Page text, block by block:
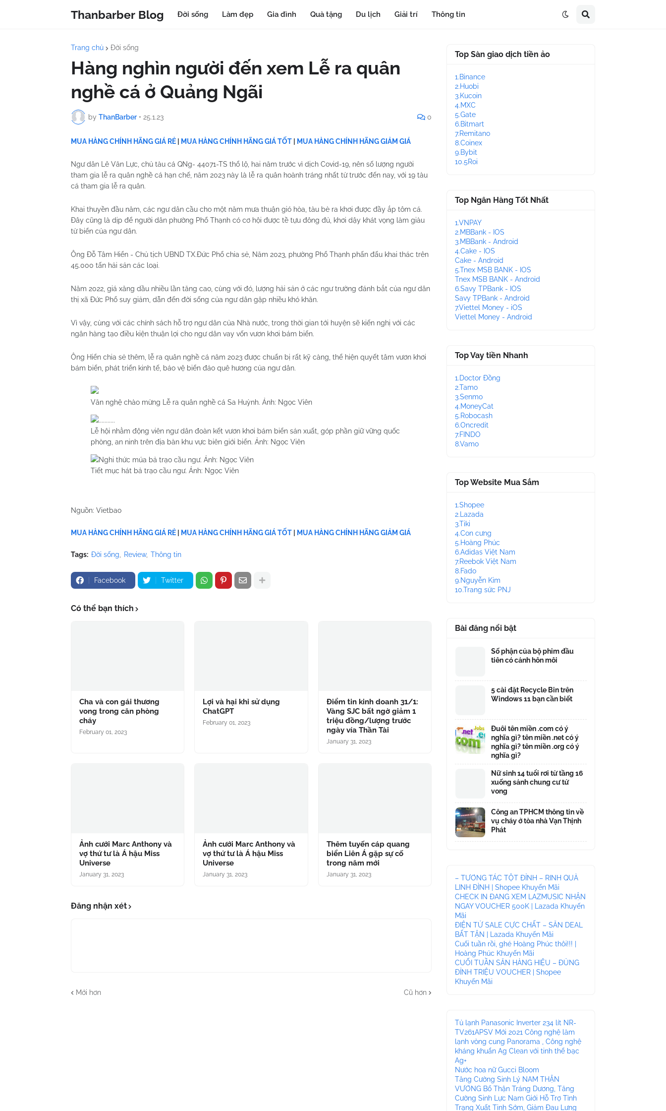
Thanbarber Blog Đời sống Làm đẹp Gia đình Quà tặng Du lịch Giải trí Thông tin
Trang chủ Đời sống
Hàng nghìn người đến xem Lễ ra quân
nghề cá ở Quảng Ngãi
by ThanBarber • 25.1.23 0
MUA HÀNG CHÍNH HÃNG GIÁ RẺ MUA HÀNG CHÍNH HÃNG GIÁ TỐT MUA HÀNG CHÍNH HÃNG GIẢM GIÁ
Ngư dân Lê Văn Lực, chủ tàu cá QNg- 44071-TS thổ lộ, hai năm trước vì dịch Covid-19, nên số lượng người
tham gia lễ ra quân nghề cá hạn chế, năm 2023 này là lễ ra quân hoành tráng nhất từ trước đến nay, với 19 tàu
cá tham gia lễ ra quân.
Khai thuyền đầu năm, các ngư dân cầu cho một năm mưa thuận gió hòa, tàu bè ra khơi được đầy ắp tôm cá.
Đây cũng là dịp để người dân phường Phổ Thạnh có cơ hội được tề tựu đông đủ, khơi dậy khát vọng làm giàu
từ biển của ngư dân.
Ông Đỗ Tâm Hiển - Chủ tịch UBND TX.Đức Phổ chia sẻ, Năm 2023, phường Phổ Thạnh phấn đấu khai thác trên
45.000 tấn hải sản các loại.
Năm 2022, giá xăng dầu nhiều lần tăng cao, cùng với đó, lượng hải sản ở các ngư trường đánh bắt của ngư dân
thị xã Đức Phổ suy giảm, dẫn đến đời sống của ngư dân gặp nhiều khó khăn.
Vì vậy, cùng với các chính sách hỗ trợ ngư dân của Nhà nước, trong thời gian tới huyện sẽ kiến nghị với các
ngân hàng tạo điều kiện thuận lợi cho ngư dân vay vốn vươn khơi bám biển.
Ông Hiển chia sẻ thêm, lễ ra quân nghề cá năm 2023 được chuẩn bị rất kỹ càng, thể hiện quyết tâm vươn khơi
bám biển, phát triển kinh tế, bảo vệ biển đảo quê hương của ngư dân.
Văn nghệ chào mừng Lễ ra quân nghề cá Sa Huỳnh. Ảnh: Ngọc Viên
Lễ hội nhằm động viên ngư dân đoàn kết vươn khơi bám biển sản xuất, góp phần giữ vững quốc
phòng, an ninh trên địa bàn khu vực biên giới biển. Ảnh: Ngọc Viên
Tiết mục hát bả trạo cầu ngư. Ảnh: Ngọc Viên
Nguồn: Vietbao
MUA HÀNG CHÍNH HÃNG GIÁ RẺ MUA HÀNG CHÍNH HÃNG GIÁ TỐT MUA HÀNG CHÍNH HÃNG GIẢM GIÁ
Tags: Đời sống Review Thông tin
Facebook Twitter
Có thể bạn thích
Cha và con gái thương
vong trong căn phòng
cháy
February 01, 2023
Lợi và hại khi sử dụng
ChatGPT
February 01, 2023
Điểm tin kinh doanh 31/1:
Vàng SJC bất ngờ giảm 1
triệu đồng/lượng trước
ngày vía Thần Tài
January 31, 2023
Ảnh cưới Marc Anthony và
vợ thứ tư là Á hậu Miss
Universe
January 31, 2023
Ảnh cưới Marc Anthony và
vợ thứ tư là Á hậu Miss
Universe
January 31, 2023
Thêm tuyến cáp quang
biển Liên Á gặp sự cố
trong năm mới
January 31, 2023
Đăng nhận xét
Mới hơn Cũ hơn
Top Sàn giao dịch tiền ảo
1.Binance
2.Huobi
3.Kucoin
4.MXC
5.Gate
6.Bitmart
7.Remitano
8.Coinex
9.Bybit
10.5Roi
Top Ngân Hàng Tốt Nhất
1.VNPAY
2.MBBank - IOS
3.MBBank - Android
4.Cake - IOS
Cake - Android
5.Tnex MSB BANK - IOS
Tnex MSB BANK - Android
6.Savy TPBank - IOS
Savy TPBank - Android
7.Viettel Money - iOS
Viettel Money - Android
Top Vay tiền Nhanh
1.Doctor Đồng
2.Tamo
3.Senmo
4.MoneyCat
5.Robocash
6.Oncredit
7.FINDO
8.Vamo
Top Website Mua Sắm
1.Shopee
2.Lazada
3.Tiki
4.Con cưng
5.Hoàng Phúc
6.Adidas Việt Nam
7.Reebok Việt Nam
8.Fado
9.Nguyễn Kim
10.Trang sức PNJ
Bài đăng nổi bật
Số phận của bộ phim đầu
tiên có cảnh hôn môi
5 cài đặt Recycle Bin trên
Windows 11 bạn cần biết
Đuôi tên miền .com có ý
nghĩa gì? tên miền .net có ý
nghĩa gì? tên miền .org có ý
nghĩa gì?
Nữ sinh 14 tuổi rơi từ tầng 16
xuống sảnh chung cư tử
vong
Công an TPHCM thông tin về
vụ cháy ở tòa nhà Vạn Thịnh
Phát
– TƯƠNG TÁC TỘT ĐỈNH – RINH QUÀ
LINH ĐÌNH | Shopee Khuyến Mãi
CHECK IN ĐANG XEM LAZMUSIC NHẬN
NGAY VOUCHER 500K | Lazada Khuyến
Mãi
ĐIỆN TỬ SALE CỰC CHẤT – SĂN DEAL
BẤT TẬN | Lazada Khuyến Mãi
Cuối tuần rồi, ghé Hoàng Phúc thôi!!! |
Hoàng Phúc Khuyến Mãi
CUỐI TUẦN SĂN HÀNG HIỆU – ĐỦNG
ĐỈNH TRIỆU VOUCHER | Shopee
Khuyến Mãi
Tủ lạnh Panasonic Inverter 234 lít NR-
TV261APSV Mới 2021 Công nghệ làm
lạnh vòng cung Panorama , Công nghệ
kháng khuẩn Ag Clean với tinh thể bạc
Ag+
Nước hoa nữ Gucci Bloom
Tăng Cường Sinh Lý NAM THẬN
VƯƠNG Bổ Thận Tráng Dương, Tăng
Cường Sinh Lực Nam Giới Hỗ Trợ Tình
Trạng Xuất Tinh Sớm, Giảm Đau Lưng